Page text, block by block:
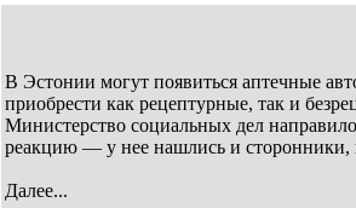
В Эстонии могут появиться аптечные
приобрести как рецептурные, так и
Министерство социальных дел
реакцию — у нее нашлись и сторонники,
Далее...